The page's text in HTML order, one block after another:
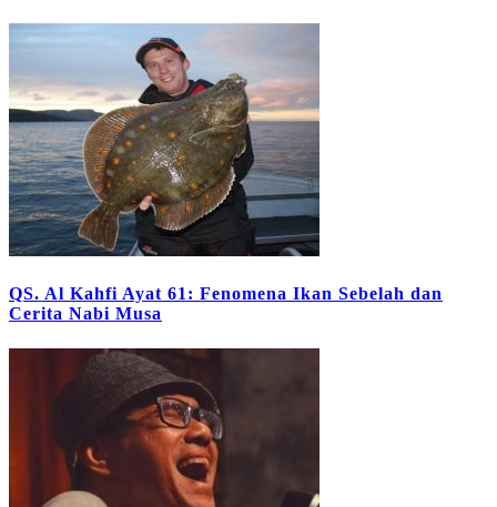
QS. Al Kahfi Ayat 61: Fenomena Ikan Sebelah dan
Cerita Nabi Musa